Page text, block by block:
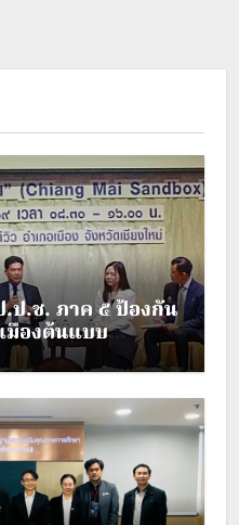
.ป.ช. ภาค ๕ ป้องกัน
มืองต้นแบบ
บน”